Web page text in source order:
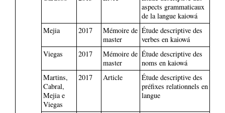
aspects grammaticaux
de la langue kaiowá
Mejia
2017
Mémoire de
master
Étude descriptive des
verbes en kaiowá
Viegas
2017
Mémoire de
master
Étude descriptive des
noms en kaiowá
Martins,
Cabral,
Mejia e
Viegas
2017 Article
Étude descriptive des
préfixes relationnels en
langue